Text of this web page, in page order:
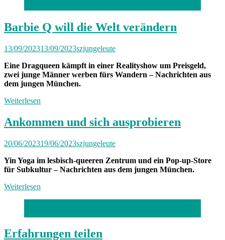
Barbie Q will die Welt verändern
13/09/202313/09/2023szjungeleute
Eine Dragqueen kämpft in einer Realityshow um Preisgeld,
zwei junge Männer werben fürs Wandern – Nachrichten aus
dem jungen München.
Weiterlesen
Ankommen und sich ausprobieren
20/06/202319/06/2023szjungeleute
Yin Yoga im lesbisch-queeren Zentrum und ein Pop-up-Store
für Subkultur – Nachrichten aus dem jungen München.
Weiterlesen
Erfahrungen teilen